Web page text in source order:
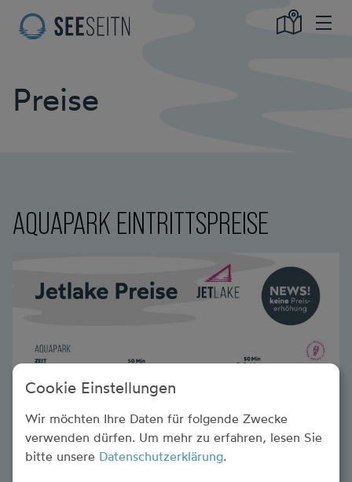
Preise
AQUAPARK EINTRITTSPREISE
Cookie Einstellungen
Wir möchten Ihre Daten für folgende Zwecke
verwenden dürfen. Um mehr zu erfahren, lesen Sie
bitte unsere Datenschutzerklärung.